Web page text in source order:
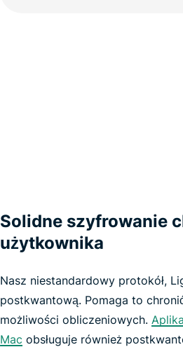
Solidne szyfrowanie
użytkownika
Nasz niestandardowy protokół,
postkwantową. Pomaga to
możliwości obliczeniowych.
Mac obsługuje również